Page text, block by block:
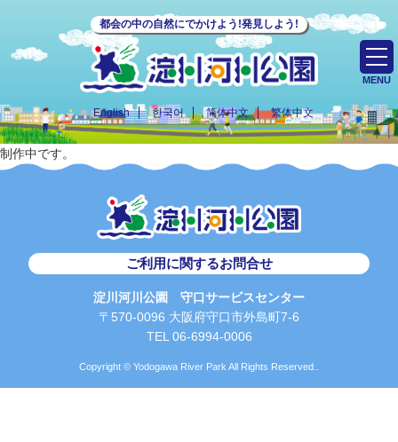
都会の中の自然にでかけよう!発見しよう!
English 한국어 简体中文 繁体中文
MENU
制作中です。
ご利用に関するお問合せ
淀川河川公園 守口サービスセンター
〒570-0096 大阪府守口市外島町7-6
TEL 06-6994-0006
Copyright © Yodogawa River Park All Rights Reserved..